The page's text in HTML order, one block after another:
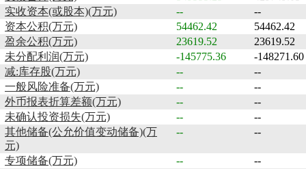
实收资本(或股本)(万元)
--
--
资本公积(万元)
54462.42
54462.42
盈余公积(万元)
23619.52
23619.52
未分配利润(万元)
-145775.36
-148271.60
减:库存股(万元)
--
--
一般风险准备(万元)
--
--
外币报表折算差额(万元)
--
--
未确认投资损失(万元)
--
--
其他储备(公允价值变动储备)(万
元)
-- --
专项储备(万元) --
--